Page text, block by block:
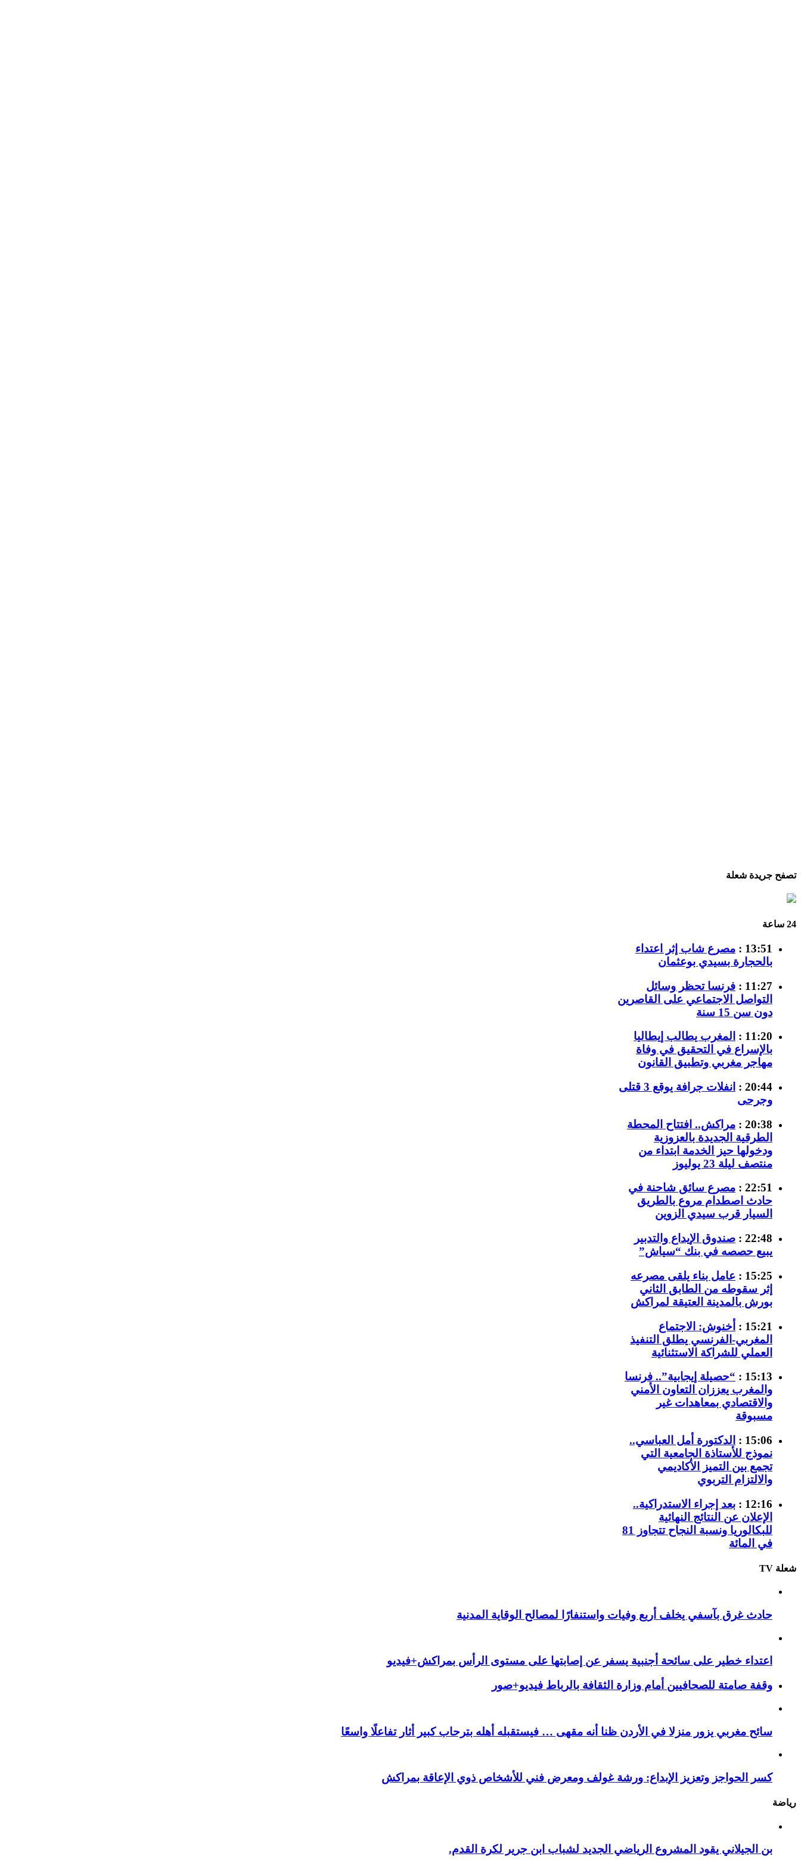
تصفح جريدة شعلة
24 ساعة
13:51 :
مصرع شاب إثر اعتداء
بالحجارة بسيدي بوعثمان
11:27 :
فرنسا تحظر وسائل
التواصل الاجتماعي على القاصرين
دون سن 15 سنة
11:20 :
المغرب يطالب إيطاليا
بالإسراع في التحقيق في وفاة
مهاجر مغربي وتطبيق القانون
20:44 :
انفلات جرافة يوقع 3 قتلى
وجرحى
20:38 :
مراكش.. افتتاح المحطة
الطرقية الجديدة بالعزوزية
ودخولها حيز الخدمة ابتداء من
منتصف ليلة 23 يوليوز
22:51 :
مصرع سائق شاحنة في
حادث اصطدام مروع بالطريق
السيار قرب سيدي الزوين
22:48 :
صندوق الإيداع والتدبير
يبيع حصصه في بنك “سياش”
15:25 :
عامل بناء يلقى مصرعه
إثر سقوطه من الطابق الثاني
بورش بالمدينة العتيقة لمراكش
15:21 :
أخنوش: الاجتماع
المغربي-الفرنسي يطلق التنفيذ
العملي للشراكة الاستثنائية
15:13 :
“حصيلة إيجابية”.. فرنسا
والمغرب يعززان التعاون الأمني
والاقتصادي بمعاهدات غير
مسبوقة
15:06 :
الدكتورة أمل العباسي..
نموذج للأستاذة الجامعية التي
تجمع بين التميز الأكاديمي
والالتزام التربوي
12:16 :
بعد إجراء الاستدراكية..
الإعلان عن النتائج النهائية
للبكالوريا ونسبة النجاح تتجاوز 81
في المائة
شعلة TV
حادث غرق بآسفي يخلف أربع وفيات واستنفارًا لمصالح الوقاية المدنية
اعتداء خطير على سائحة أجنبية يسفر عن إصابتها على مستوى الرأس بمراكش+فيديو
وقفة صامتة للصحافيين أمام وزارة الثقافة بالرباط فيديو+صور
سائح مغربي يزور منزلا في الأردن ظنا أنه مقهى … فيستقبله أهله بترحاب كبير أثار تفاعلًا واسعًا
كسر الحواجز وتعزيز الإبداع: ورشة غولف ومعرض فني للأشخاص ذوي الإعاقة بمراكش
رياضة
بن الجيلاني يقود المشروع الرياضي الجديد لشباب ابن جرير لكرة القدم.